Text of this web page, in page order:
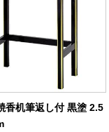
香机筆返し付 黒塗 2.5